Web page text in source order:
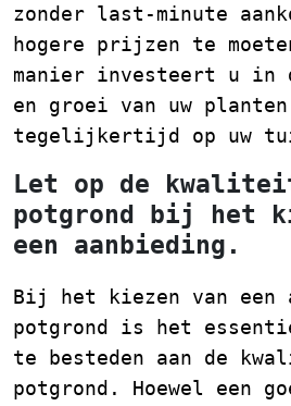
zonder last-minute
hogere prijzen te
manier investeert u in
en groei van uw
tegelijkertijd op uw
Let op de
potgrond bij het
een aanbieding.
Bij het kiezen van een
potgrond is het
te besteden aan de
potgrond. Hoewel een